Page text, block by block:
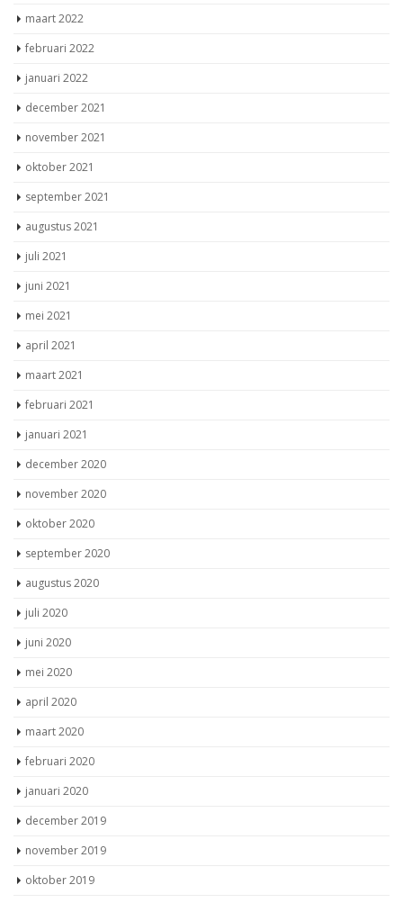
maart 2022
februari 2022
januari 2022
december 2021
november 2021
oktober 2021
september 2021
augustus 2021
juli 2021
juni 2021
mei 2021
april 2021
maart 2021
februari 2021
januari 2021
december 2020
november 2020
oktober 2020
september 2020
augustus 2020
juli 2020
juni 2020
mei 2020
april 2020
maart 2020
februari 2020
januari 2020
december 2019
november 2019
oktober 2019